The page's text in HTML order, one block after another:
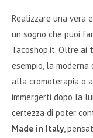
Realizzare una vera
un sogno che puoi
Tacoshop.it. Oltre ai
esempio, la
alla cromoterapia o
immergerti dopo la
certezza di poter
Made in Italy,